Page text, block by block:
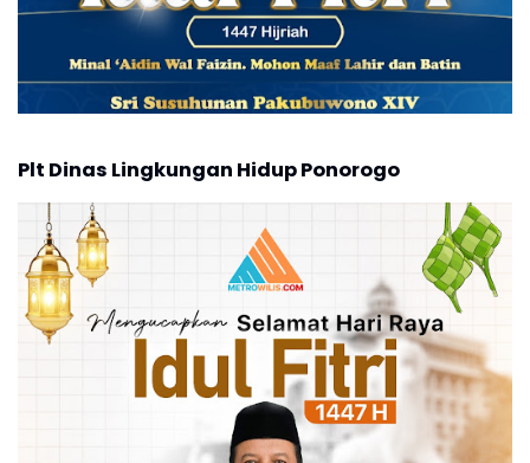
Plt Dinas Lingkungan Hidup Ponorogo